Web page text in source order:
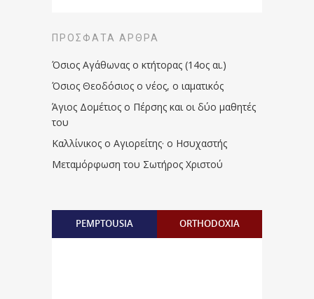
ΠΡΌΣΦΑΤΑ ΆΡΘΡΑ
Όσιος Αγάθωνας ο κτήτορας (14ος αι.)
Όσιος Θεοδόσιος ο νέος, ο ιαματικός
Άγιος Δομέτιος ο Πέρσης και οι δύο μαθητές
του
Καλλίνικος ο Αγιορείτης · ο Ησυχαστής
Μεταμόρφωση του Σωτήρος Χριστού
PEMPTOUSIA ORTHODOXIA